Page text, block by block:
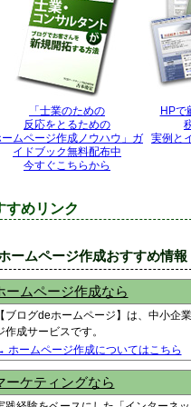
「士業のための
反応をとるための
ムページ作成ノウハウ」ガ
イドブック無料配布中
今すぐこちらから
HPで
実例と
すめリンク
ームページ作成おすすめ情報
ームページ作成なら
ブログdeホームページ】は、中小企
作成サービスです。
ホームページ作成についてはこちら
ーケティングなら